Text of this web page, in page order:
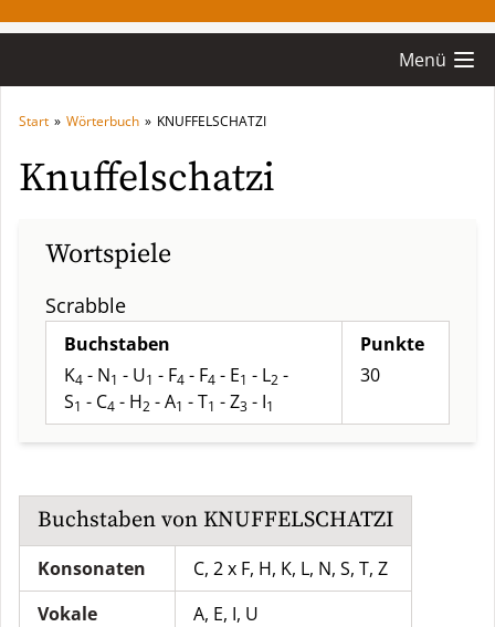
Menü
Start » Wörterbuch » KNUFFELSCHATZI
Knuffelschatzi
Wortspiele
Scrabble
Buchstaben
K4 - N1 - U1 - F4 - F4 - E1 - L2 -
S1 - C4 - H2 - A1 - T1 - Z3 - I1
Punkte
30
Buchstaben von KNUFFELSCHATZI
Konsonaten
C, 2 x F, H, K, L, N, S, T, Z
Vokale
A, E, I, U